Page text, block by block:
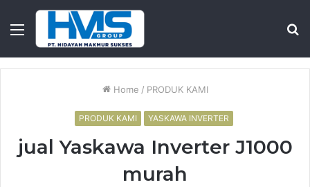
Menu
Home / PRODUK KAMI
PRODUK KAMI YASKAWA INVERTER
jual Yaskawa Inverter J1000
murah